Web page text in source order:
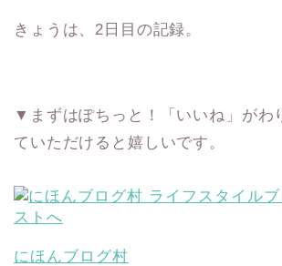
きょうは、2日目の記録。
▼まずはぽちっと！「いいね」がわ
ていただけると嬉しいです。
にほんブログ村